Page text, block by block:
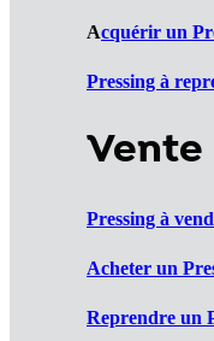
Acquérir un
Pressing à
Vente
Pressing à
Acheter un
Reprendre un